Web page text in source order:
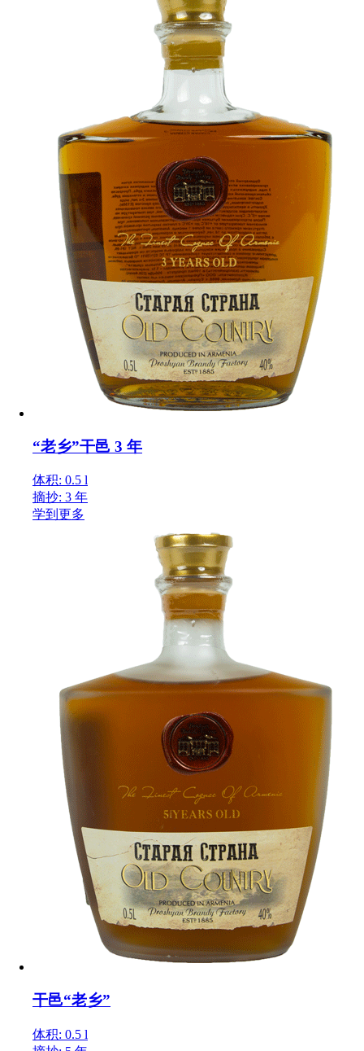
“老乡”干邑 3 年
体积: 0.5 l
摘抄: 3 年
学到更多
干邑“老乡”
体积: 0.5 l